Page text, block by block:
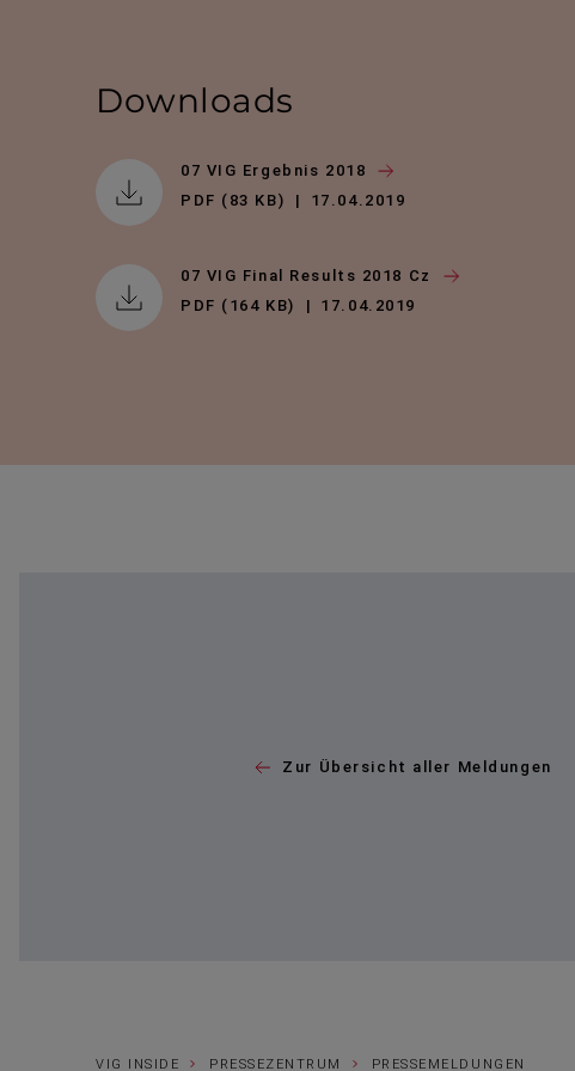
Downloads
07 VIG Ergebnis 2018
PDF (83 KB)
17.04.2019
07 VIG Final Results 2018 Cz
PDF (164 KB)
17.04.2019
Zur Übersicht aller Meldungen
VIG INSIDE PRESSEZENTRUM PRESSEMELDUNGEN